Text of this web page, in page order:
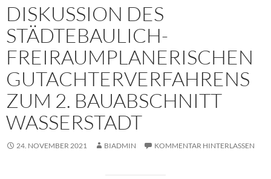
DISKUSSION DES
STÄDTEBAULICH-
FREIRAUMPLANERISCHEN
GUTACHTERVERFAHRENS
ZUM 2. BAUABSCHNITT
WASSERSTADT
24. NOVEMBER 2021 BIADMIN KOMMENTAR HINTERLASSEN